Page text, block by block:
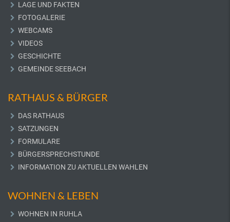
LAGE UND FAKTEN
FOTOGALERIE
WEBCAMS
VIDEOS
GESCHICHTE
GEMEINDE SEEBACH
RATHAUS & BÜRGER
DAS RATHAUS
SATZUNGEN
FORMULARE
BÜRGERSPRECHSTUNDE
INFORMATION ZU AKTUELLEN WAHLEN
WOHNEN & LEBEN
WOHNEN IN RUHLA